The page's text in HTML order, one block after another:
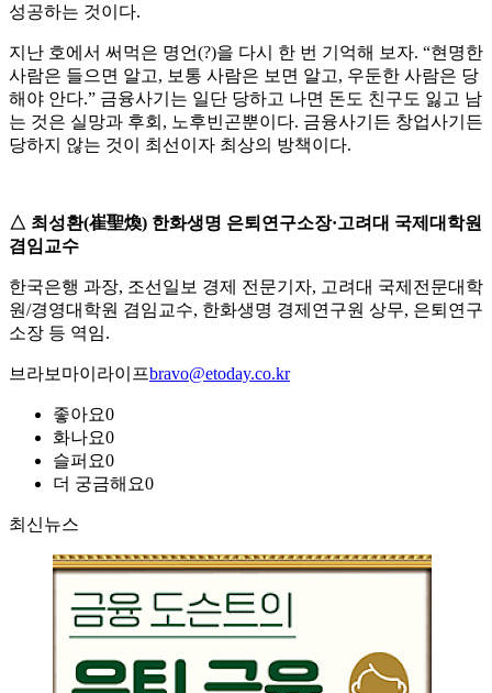
성공하는 것이다.
지난 호에서 써먹은 명언(?)을 다시 한 번 기억해 보자. “현명한
사람은 들으면 알고, 보통 사람은 보면 알고, 우둔한 사람은 당
해야 안다.” 금융사기는 일단 당하고 나면 돈도 친구도 잃고 남
는 것은 실망과 후회, 노후빈곤뿐이다. 금융사기든 창업사기든
당하지 않는 것이 최선이자 최상의 방책이다.
△ 최성환(崔聖煥) 한화생명 은퇴연구소장·고려대 국제대학원
겸임교수
한국은행 과장, 조선일보 경제 전문기자, 고려대 국제전문대학
원/경영대학원 겸임교수, 한화생명 경제연구원 상무, 은퇴연구
소장 등 역임.
브라보마이라이프bravo@etoday.co.kr
좋아요0
화나요0
슬퍼요0
더 궁금해요0
최신뉴스